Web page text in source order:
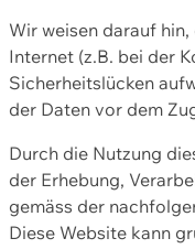
Wir weisen darauf
Internet (z.B. bei der
Sicherheitslücken
der Daten vor dem
Durch die Nutzung
der Erhebung,
gemäss der
Diese Website kann